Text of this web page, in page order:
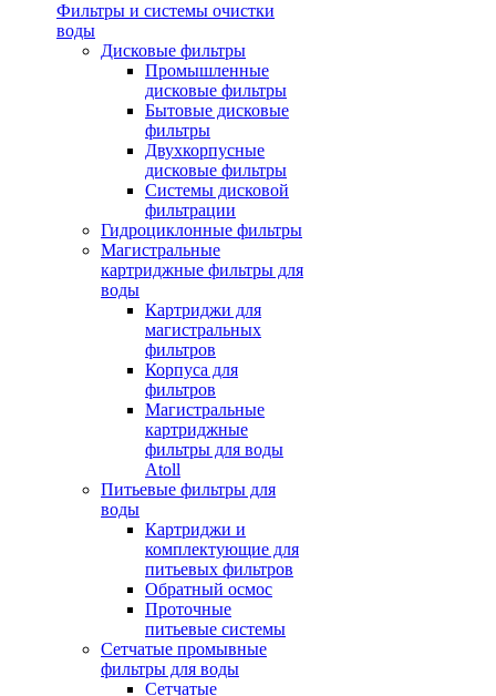
Фильтры и системы очистки
воды
Дисковые фильтры
Промышленные
дисковые фильтры
Бытовые дисковые
фильтры
Двухкорпусные
дисковые фильтры
Системы дисковой
фильтрации
Гидроциклонные фильтры
Магистральные
картриджные фильтры для
воды
Картриджи для
магистральных
фильтров
Корпуса для
фильтров
Магистральные
картриджные
фильтры для воды
Atoll
Питьевые фильтры для
воды
Картриджи и
комплектующие для
питьевых фильтров
Обратный осмос
Проточные
питьевые системы
Сетчатые промывные
фильтры для воды
Сетчатые